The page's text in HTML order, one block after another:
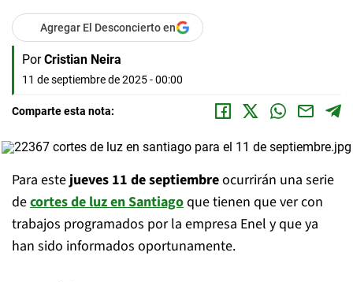
Agregar El Desconcierto en
Por Cristian Neira
11 de septiembre de 2025 - 00:00
Comparte esta nota:
Para estejueves 11 de septiembreocurrirán una serie
decortes de luz en Santiagoque tienen que ver con
trabajos programados por la empresa Enel y que ya
han sido informados oportunamente.